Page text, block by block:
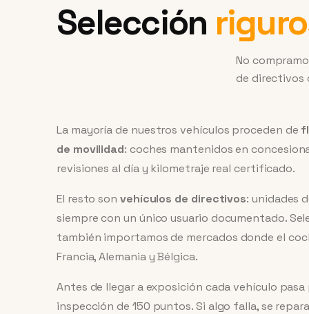
Selección
No
de directivos
La mayoría de nuestros vehículos proceden de
de movilidad: coches mantenidos en
revisiones al día y kilometraje real certificado.
El resto son vehículos de directivos: unidades
siempre con un único usuario documentado.
también importamos de mercados donde el
Francia, Alemania y Bélgica.
Antes de llegar a exposición cada vehículo
inspección de 150 puntos. Si algo falla, se